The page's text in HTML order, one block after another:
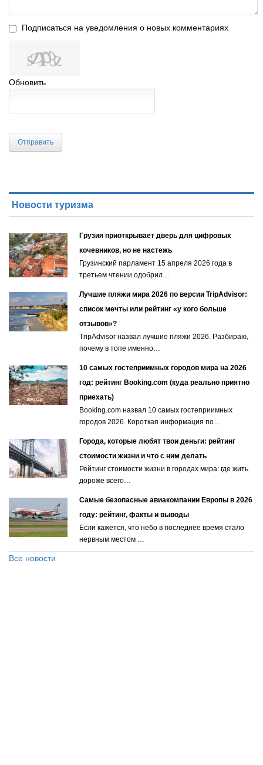
Подписаться на уведомления о новых комментариях
Обновить
Отправить
Новости туризма
Грузия приоткрывает дверь для цифровых
кочевников, но не настежь
Грузинский парламент 15 апреля 2026 года в
третьем чтении одобрил…
Лучшие пляжи мира 2026 по версии TripAdvisor:
список мечты или рейтинг «у кого больше
отзывов»?
TripAdvisor назвал лучшие пляжи 2026. Разбираю,
почему в топе именно…
10 самых гостеприимных городов мира на 2026
год: рейтинг Booking.com (куда реально приятно
приехать)
Booking.com назвал 10 самых гостеприимных
городов 2026. Короткая информация по…
Города, которые любят твои деньги: рейтинг
стоимости жизни и что с ним делать
Рейтинг стоимости жизни в городах мира: где жить
дороже всего…
Самые безопасные авиакомпании Европы в 2026
году: рейтинг, факты и выводы
Если кажется, что небо в последнее время стало
нервным местом …
Все новости